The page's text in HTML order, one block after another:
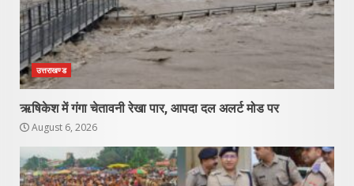
उत्तराखण्ड
ऋषिकेश में गंगा चेतावनी रेखा पार, आपदा दल अलर्ट मोड पर
August 6, 2026